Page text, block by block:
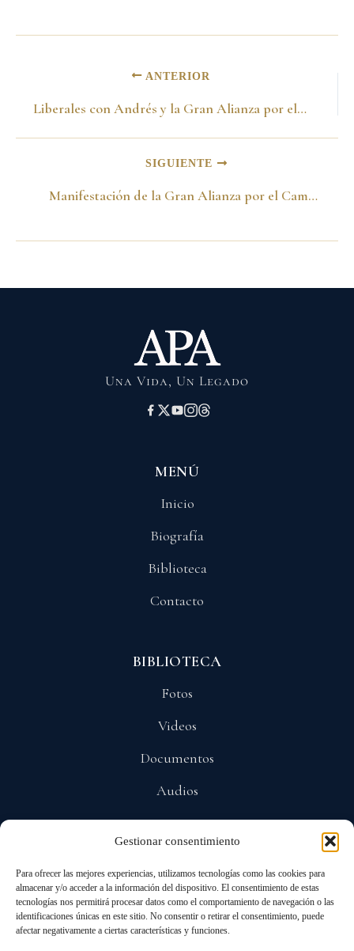
Gestionar consentimiento
Para ofrecer las mejores experiencias, utilizamos tecnologías como las cookies para
almacenar y/o acceder a la información del dispositivo. El consentimiento de estas
tecnologías nos permitirá procesar datos como el comportamiento de navegación o las
identificaciones únicas en este sitio. No consentir o retirar el consentimiento, puede
afectar negativamente a ciertas características y funciones.
ANTERIOR
Liberales con Andrés y la Gran Alianza por el Cambio. Bogotá
SIGUIENTE
Manifestación de la Gran Alianza por el Cambio. Aparecen entre otros, Humberto de la Calle, Fabio Valencia, Guillermo Fernandez de Soto y Santiago Pastrana
Una Vida, Un Legado
MENÚ
Inicio
Biografía
Biblioteca
Contacto
BIBLIOTECA
Fotos
Videos
Documentos
Audios
Privacidad
Protección De Datos